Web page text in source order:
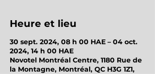
Heure et lieu
30 sept. 2024, 08 h 00 HAE – 04 oct.
2024, 14 h 00 HAE
Novotel Montréal Centre, 1180 Rue de
la Montagne, Montréal, QC H3G 1Z1,